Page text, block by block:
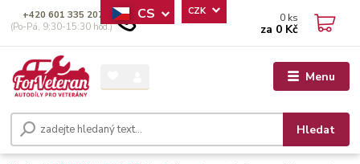
Menu
CS CZK
Hledat
+420 601 335 207
(Po-Pá, 9:30-15:30 hod.)
0 ks
za 0 Kč